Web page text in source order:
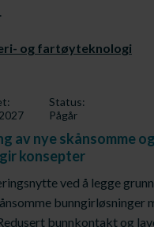
og fartøyteknologi
Status:
Pågår
av nye skånsomme og
konsepter
ved å legge
bunngirløsninger
bunnkontakt og